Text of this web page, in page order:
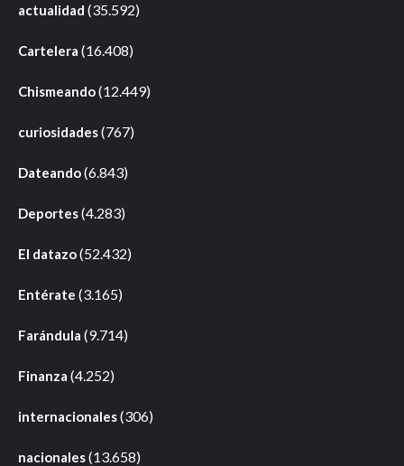
actualidad (35.592)
Cartelera (16.408)
Chismeando(12.449)
curiosidades(767)
Dateando(6.843)
Deportes(4.283)
El datazo(52.432)
Entérate (3.165)
Farándula (9.714)
Finanza (4.252)
internacionales(306)
nacionales(13.658)